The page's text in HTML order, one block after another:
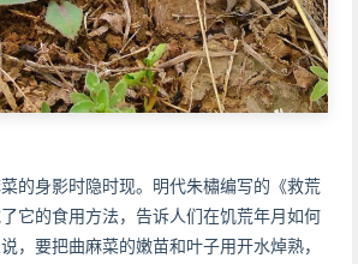
的身影时隐时现。明代朱橚编写的《救荒
它的食用方法，告诉人们在饥荒年月如何
，要把曲麻菜的嫩苗和叶子用开水焯熟，